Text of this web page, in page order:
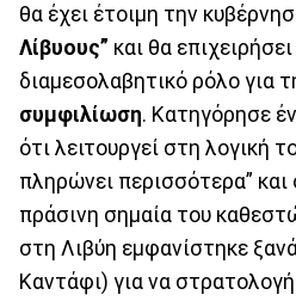
θα έχει έτοιμη την
Λίβυους” και θα
διαμεσολαβητικό ρόλο για
συμφιλίωση. Κατηγόρησε
ότι λειτουργεί στη λογική
πληρώνει περισσότερα” και
πράσινη σημαία του
στη Λιβύη εμφανίστηκε
Καντάφι) για να